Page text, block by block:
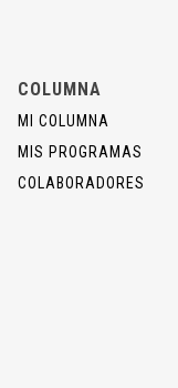
COLUMNA
MI COLUMNA
MIS PROGRAMAS
COLABORADORES